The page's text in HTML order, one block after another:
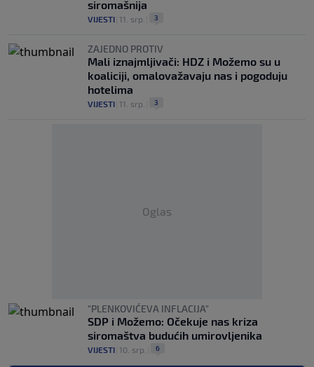
siromašnija
VIJESTI 11. srp. 3
ZAJEDNO PROTIV
Mali iznajmljivači: HDZ i Možemo su u
koaliciji, omalovažavaju nas i pogoduju
hotelima
VIJESTI 11. srp. 3
Oglas
"PLENKOVIĆEVA INFLACIJA"
SDP i Možemo: Očekuje nas kriza
siromaštva budućih umirovljenika
VIJESTI 10. srp. 6